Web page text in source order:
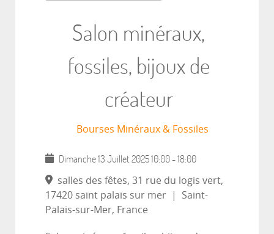
Salon minéraux,
fossiles, bijoux de
créateur
Bourses Minéraux & Fossiles
Dimanche 13 Juillet 202510:00 -18:00
salles des fêtes, 31 rue du logis vert,
17420 saint palais sur mer
|
Saint-
Palais-sur-Mer, France